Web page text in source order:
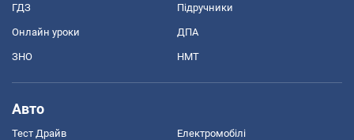
ГДЗ Підручники
Онлайн уроки ДПА
ЗНО НМТ
Авто
Тест Драйв Електромобілі